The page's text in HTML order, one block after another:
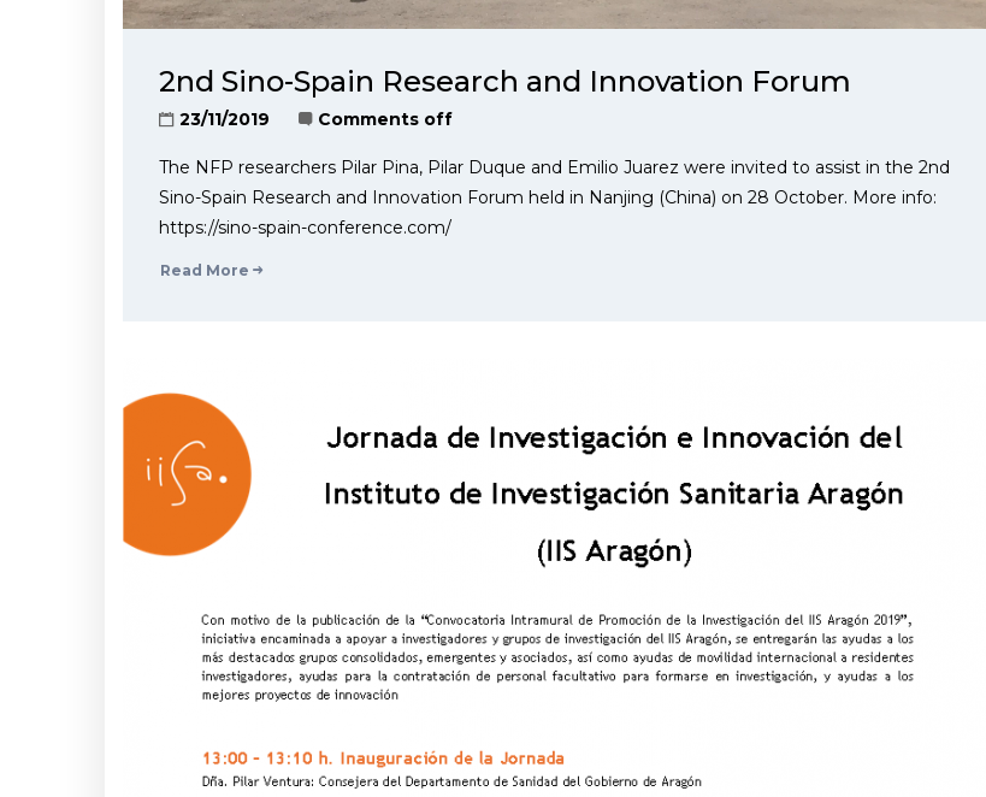
2nd Sino-Spain Research and Innovation Forum
23/11/2019 Comments off
The NFP researchers Pilar Pina, Pilar Duque and Emilio Juarez were invited to assist in the 2nd
Sino-Spain Research and Innovation Forum held in Nanjing (China) on 28 October. More info:
https://sino-spain-conference.com/
Read More